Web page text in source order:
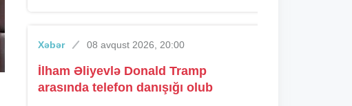
Xəbər 08 avqust 2026, 20:00
İlham Əliyevlə Donald Tramp
arasında telefon danışığı olub